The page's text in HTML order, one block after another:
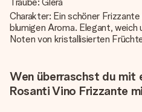
Charakter: Ein schöner
blumigen Aroma. Elegant,
Noten von kristallisierten
Wen überraschst du mit
Rosanti Vino Frizzante